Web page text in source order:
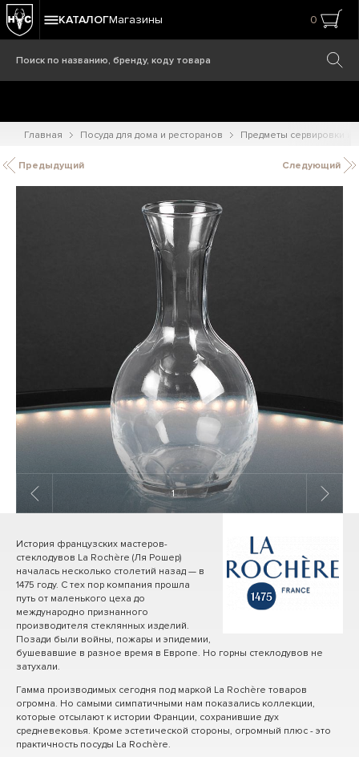
КАТАЛОГМагазины 0
Главная Посуда для дома и ресторанов Предметы сервировки и
Предыдущий Следующий
1/ 4
История французских мастеров-
стеклодувов La Rochère (Ля Рошер)
началась несколько столетий назад — в
1475 году. С тех пор компания прошла
путь от маленького цеха до
международно признанного
производителя стеклянных изделий.
Позади были войны, пожары и эпидемии,
бушевавшие в разное время в Европе. Но горны стеклодувов не
затухали.
Гамма производимых сегодня под маркой La Rochère товаров
огромна. Но самыми симпатичными нам показались коллекции,
которые отсылают к истории Франции, сохранившие дух
средневековья. Кроме эстетической стороны, огромный плюс - это
практичность посуды La Rochère.